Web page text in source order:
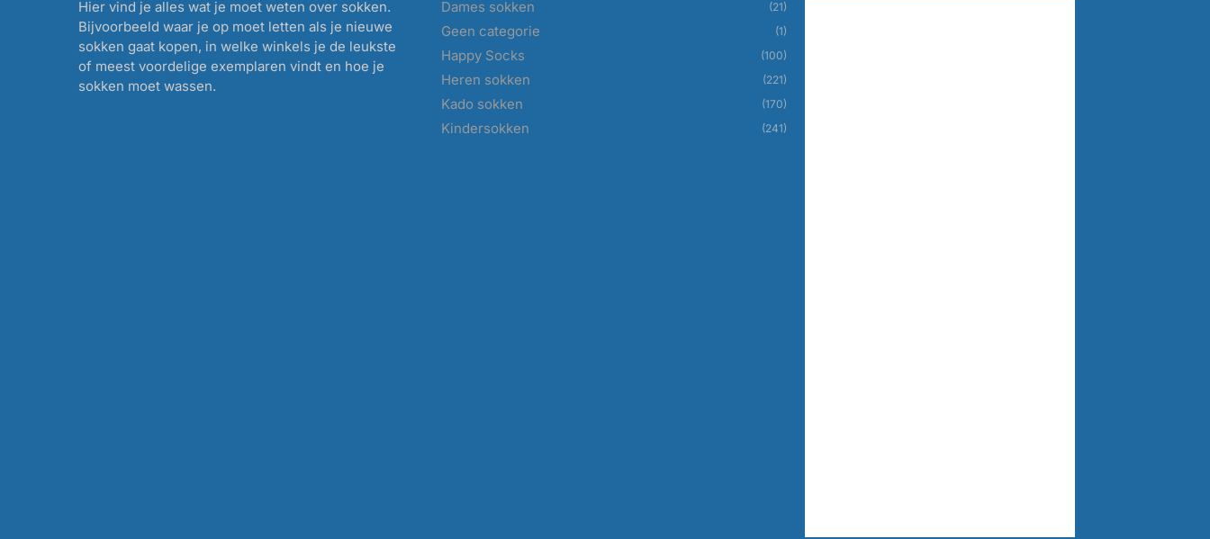
Hier vind je alles wat je moet weten over sokken.
Bijvoorbeeld waar je op moet letten als je nieuwe
sokken gaat kopen, in welke winkels je de leukste
of meest voordelige exemplaren vindt en hoe je
sokken moet wassen.
Dames sokken (21)
Geen categorie (1)
Happy Socks (100)
Heren sokken (221)
Kado sokken (170)
Kindersokken (241)